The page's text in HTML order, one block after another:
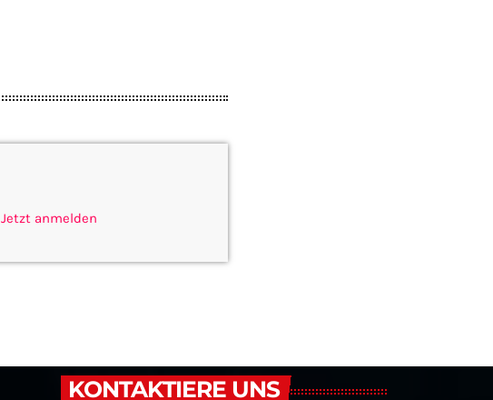
Jetzt anmelden
KONTAKTIERE UNS